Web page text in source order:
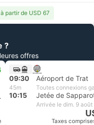
partir de USD 67
?
offres
09:30 Aéroport de Trat
45m Toutes connexions
10:15
Arrivée le dim. 9 août
Taxes